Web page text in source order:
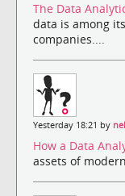
The Data
data is among
companies....
Yesterday 18:21 by
How a Data
assets of